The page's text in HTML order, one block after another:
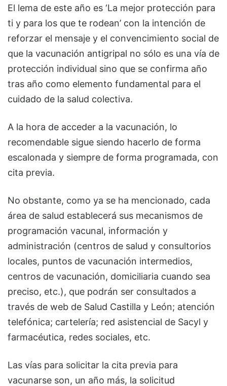
El lema de este año es ‘La mejor protección para
ti y para los que te rodean’ con la intención de
reforzar el mensaje y el convencimiento social de
que la vacunación antigripal no sólo es una vía de
protección individual sino que se confirma año
tras año como elemento fundamental para el
cuidado de la salud colectiva.
A la hora de acceder a la vacunación, lo
recomendable sigue siendo hacerlo de forma
escalonada y siempre de forma programada, con
cita previa.
No obstante, como ya se ha mencionado, cada
área de salud establecerá sus mecanismos de
programación vacunal, información y
administración (centros de salud y consultorios
locales, puntos de vacunación intermedios,
centros de vacunación, domiciliaria cuando sea
preciso, etc.), que podrán ser consultados a
través de web de Salud Castilla y León; atención
telefónica; cartelería; red asistencial de Sacyl y
farmacéutica, redes sociales, etc.
Las vías para solicitar la cita previa para
vacunarse son, un año más, la solicitud